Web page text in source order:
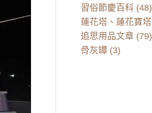
習俗節慶百科(48)
蓮花塔、蓮花寶塔
追思用品文章 (79)
骨灰罈(3)